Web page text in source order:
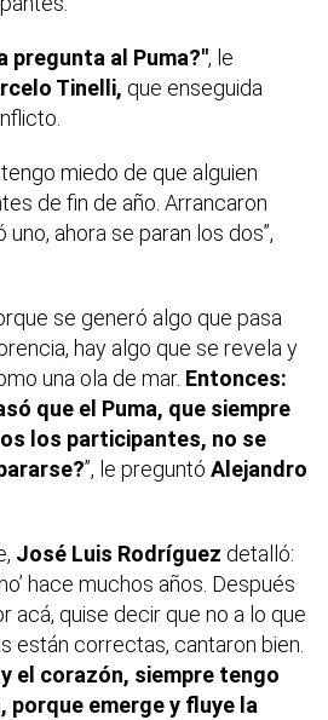
pregunta al Puma?", le
Tinelli, que enseguida
miedo de que alguien
de fin de año. Arrancaron
ahora se paran los dos”,
se generó algo que pasa
hay algo que se revela y
una ola de mar. Entonces:
que el Puma, que siempre
los participantes, no se
”, le preguntó Alejandro
José Luis Rodríguez detalló:
hace muchos años. Después
acá, quise decir que no a lo que
están correctas, cantaron bien.
el corazón, siempre tengo
porque emerge y fluye la